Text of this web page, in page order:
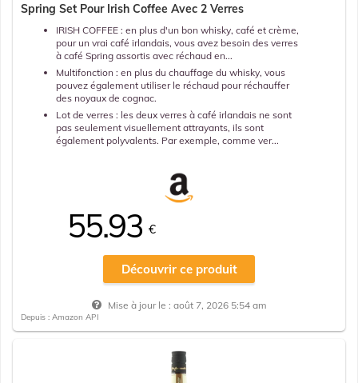
Spring Set Pour Irish Coffee Avec 2 Verres
IRISH COFFEE : en plus d'un bon whisky, café et crème,
pour un vrai café irlandais, vous avez besoin des verres
à café Spring assortis avec réchaud en...
Multifonction : en plus du chauffage du whisky, vous
pouvez également utiliser le réchaud pour réchauffer
des noyaux de cognac.
Lot de verres : les deux verres à café irlandais ne sont
pas seulement visuellement attrayants, ils sont
également polyvalents. Par exemple, comme ver...
55.93€
Découvrir ce produit
Mise à jour le : août 7, 2026 5:54 am
Depuis : Amazon API